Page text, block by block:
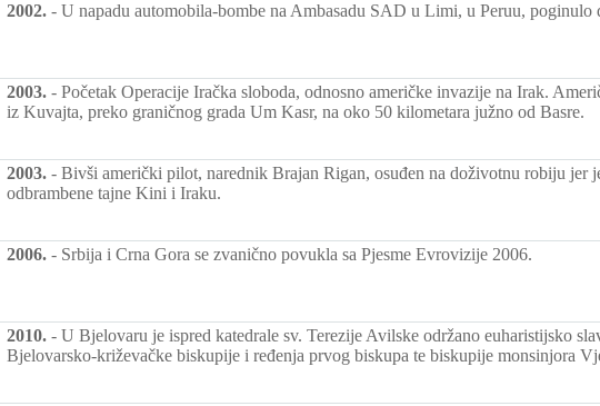
2002. - U napadu automobila-bombe na Ambasadu SAD u Limi, u Peruu, poginulo
2003. - Početak Operacije Iračka sloboda, odnosno američke invazije na Irak.
iz Kuvajta, preko graničnog grada Um Kasr, na oko 50 kilometara južno od Basre.
2003. - Bivši američki pilot, narednik Brajan Rigan, osuđen na doživotnu robiju jer
odbrambene tajne Kini i Iraku.
2006. - Srbija i Crna Gora se zvanično povukla sa Pjesme Evrovizije 2006.
2010. - U Bjelovaru je ispred katedrale sv. Terezije Avilske održano euharistijsko
Bjelovarsko-križevačke biskupije i ređenja prvog biskupa te biskupije monsinjora